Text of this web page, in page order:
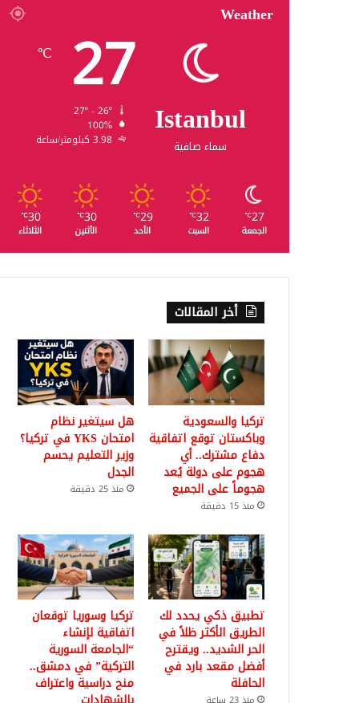
Weather
Istanbul
سماء صافية
27
℃
100%
3.98 كيلومتر/ساعة
27
℃
الجمعة
32
℃
السبت
29
℃
الأحد
30
℃
الأثنين
30
℃
الثلاثاء
أخر المقالات
تركيا والسعودية
وباكستان توقع اتفاقية
دفاع مشترك.. أي
هجوم على دولة يُعد
هجوماً على الجميع
منذ 15 دقيقة
هل سيتغير نظام
امتحان YKS في تركيا؟
وزير التعليم يحسم
الجدل
منذ 25 دقيقة
تطبيق ذكي يحدد لك
الطريق الأكثر ظلاً في
الحر الشديد.. ويقترح
أفضل مقعد بارد في
الحافلة
تركيا وسوريا توقعان
اتفاقية لإنشاء
“الجامعة السورية
التركية” في دمشق..
منح دراسية واعتراف